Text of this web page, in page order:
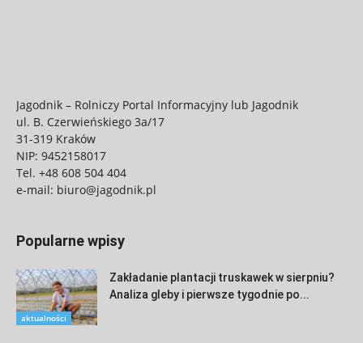
Jagodnik – Rolniczy Portal Informacyjny lub Jagodnik
ul. B. Czerwieńskiego 3a/17
31-319 Kraków
NIP: 9452158017
Tel. +48 608 504 404
e-mail: biuro@jagodnik.pl
Popularne wpisy
aktualności
Zakładanie plantacji truskawek w sierpniu?
Analiza gleby i pierwsze tygodnie po...